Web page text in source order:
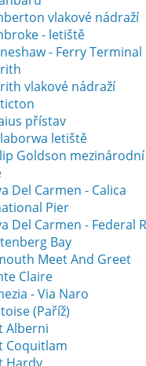
vlakové nádraží
- letiště
- Ferry Terminal
vlakové nádraží
přístav
letiště
Goldson mezinárodní
Del Carmen - Calica
Pier
Del Carmen - Federal
Bay
Meet And Greet
Claire
- Via Naro
(Paříž)
Alberni
Coquitlam